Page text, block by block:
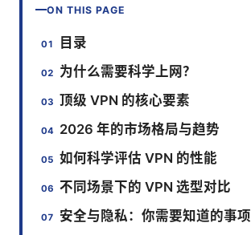
ON THIS PAGE
目录
为什么需要科学上网？
顶级 VPN 的核心要素
2026 年的市场格局与趋势
如何科学评估 VPN 的性能
不同场景下的 VPN 选型对比
安全与隐私：你需要知道的事项